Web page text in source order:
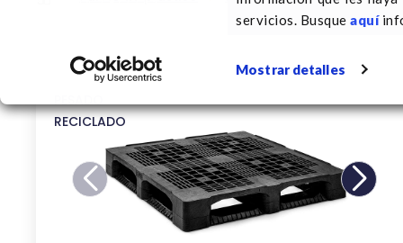
servicios. Busqueaquí
Mostrar detalles
PESADO
RECICLADO